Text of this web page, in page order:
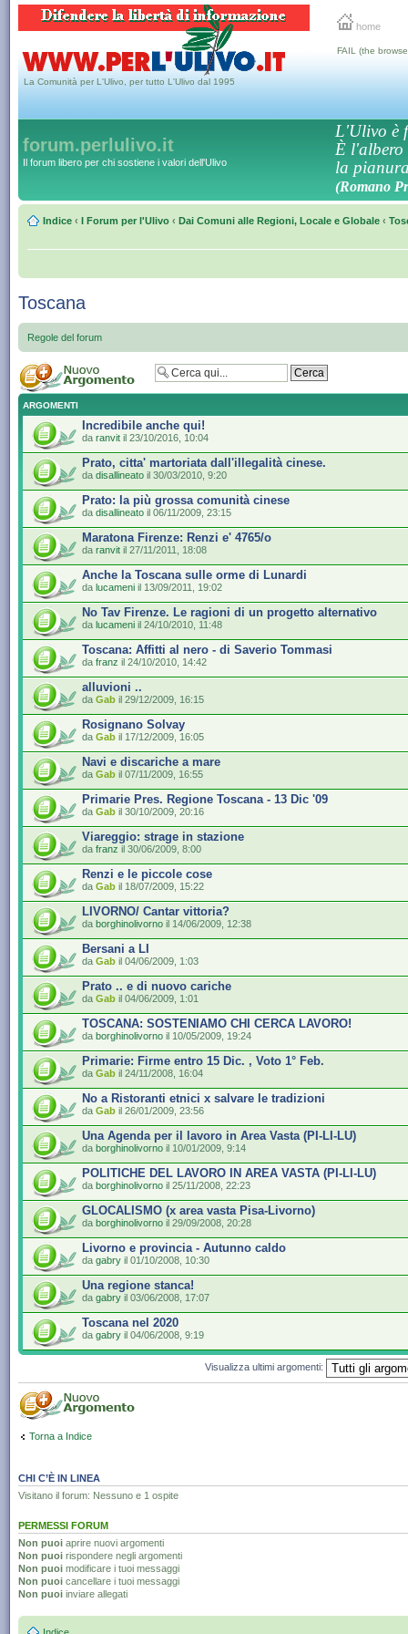
home
La Comunità per L'Ulivo, per tutto L'Ulivo dal 1995
FAIL (the
forum.perlulivo.it
Il forum libero per chi sostiene i valori dell'Ulivo
L'Ulivo è
È l'albero
la
(Romano
Indice ‹ I Forum per l'Ulivo ‹ Dai Comuni alle Regioni, Locale e Globale ‹
Toscana
Regole del forum
ARGOMENTI
Incredibile anche qui!
da ranvit il 23/10/2016, 10:04
Prato, citta' martoriata dall'illegalità cinese.
da disallineato il 30/03/2010, 9:20
Prato: la più grossa comunità cinese
da disallineato il 06/11/2009, 23:15
Maratona Firenze: Renzi e' 4765/o
da ranvit il 27/11/2011, 18:08
Anche la Toscana sulle orme di Lunardi
da lucameni il 13/09/2011, 19:02
No Tav Firenze. Le ragioni di un progetto alternativo
da lucameni il 24/10/2010, 11:48
Toscana: Affitti al nero - di Saverio Tommasi
da franz il 24/10/2010, 14:42
alluvioni ..
da Gab il 29/12/2009, 16:15
Rosignano Solvay
da Gab il 17/12/2009, 16:05
Navi e discariche a mare
da Gab il 07/11/2009, 16:55
Primarie Pres. Regione Toscana - 13 Dic '09
da Gab il 30/10/2009, 20:16
Viareggio: strage in stazione
da franz il 30/06/2009, 8:00
Renzi e le piccole cose
da Gab il 18/07/2009, 15:22
LIVORNO/ Cantar vittoria?
da borghinolivorno il 14/06/2009, 12:38
Bersani a LI
da Gab il 04/06/2009, 1:03
Prato .. e di nuovo cariche
da Gab il 04/06/2009, 1:01
TOSCANA: SOSTENIAMO CHI CERCA LAVORO!
da borghinolivorno il 10/05/2009, 19:24
Primarie: Firme entro 15 Dic. , Voto 1° Feb.
da Gab il 24/11/2008, 16:04
No a Ristoranti etnici x salvare le tradizioni
da Gab il 26/01/2009, 23:56
Una Agenda per il lavoro in Area Vasta (PI-LI-LU)
da borghinolivorno il 10/01/2009, 9:14
POLITICHE DEL LAVORO IN AREA VASTA (PI-LI-LU)
da borghinolivorno il 25/11/2008, 22:23
GLOCALISMO (x area vasta Pisa-Livorno)
da borghinolivorno il 29/09/2008, 20:28
Livorno e provincia - Autunno caldo
da gabry il 01/10/2008, 10:30
Una regione stanca!
da gabry il 03/06/2008, 17:07
Toscana nel 2020
da gabry il 04/06/2008, 9:19
Visualizza ultimi argomenti:
Torna a Indice
CHI C’È IN LINEA
Visitano il forum: Nessuno e 1 ospite
PERMESSI FORUM
Non puoi aprire nuovi argomenti
Non puoi rispondere negli argomenti
Non puoi modificare i tuoi messaggi
Non puoi cancellare i tuoi messaggi
Non puoi inviare allegati
Indice